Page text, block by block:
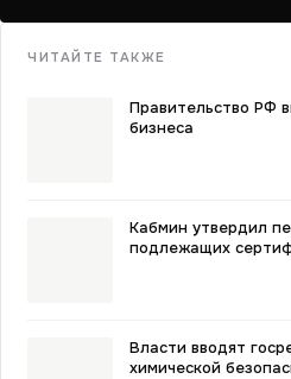
ЧИТАЙТЕ ТАКЖЕ
Правительство РФ
бизнеса
Кабмин утвердил
подлежащих
Власти вводят
химической